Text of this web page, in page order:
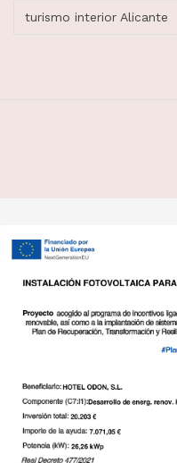
turismo interior Alicante